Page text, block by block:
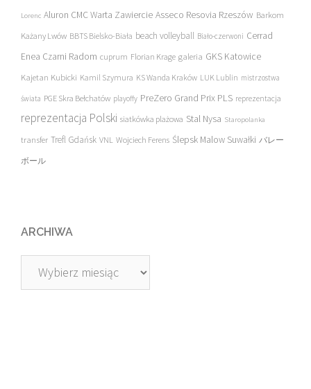
Lorenc Aluron CMC Warta Zawiercie Asseco Resovia Rzeszów Barkom
Każany Lwów BBTS Bielsko-Biała beach volleyball Biało-czerwoni Cerrad
Enea Czarni Radom cuprum Florian Krage galeria GKS Katowice
Kajetan Kubicki Kamil Szymura KS Wanda Kraków LUK Lublin mistrzostwa
świata PGE Skra Bełchatów playoffy PreZero Grand Prix PLS reprezentacja
reprezentacja Polski siatkówka plażowa Stal Nysa Staropolanka
transfer Trefl Gdańsk VNL Wojciech Ferens Ślepsk Malow Suwałki バレー
ボール
ARCHIWA
Archiwa